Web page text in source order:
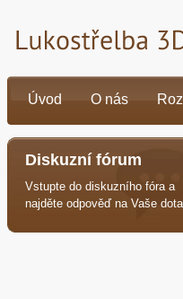
Úvod O nás
Diskuzní fórum
Vstupte do diskuzního fóra a
najděte odpověď na Vaše